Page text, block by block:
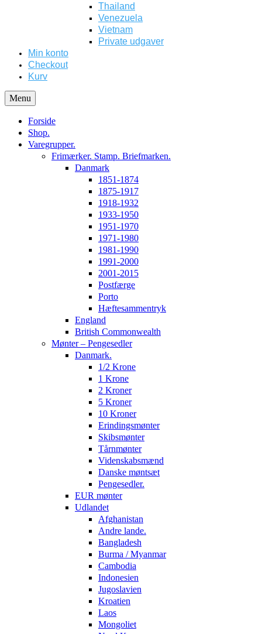
Thailand
Venezuela
Vietnam
Private udgaver
Min konto
Checkout
Kurv
Menu
Forside
Shop.
Varegrupper.
Frimærker. Stamp. Briefmarken.
Danmark
1851-1874
1875-1917
1918-1932
1933-1950
1951-1970
1971-1980
1981-1990
1991-2000
2001-2015
Postfærge
Porto
Hæftesammentryk
England
British Commonwealth
Mønter – Pengesedler
Danmark.
1/2 Krone
1 Krone
2 Kroner
5 Kroner
10 Kroner
Erindingsmønter
Skibsmønter
Tårnmønter
Videnskabsmænd
Danske møntsæt
Pengesedler.
EUR mønter
Udlandet
Afghanistan
Andre lande.
Bangladesh
Burma / Myanmar
Cambodia
Indonesien
Jugoslavien
Kroatien
Laos
Mongoliet